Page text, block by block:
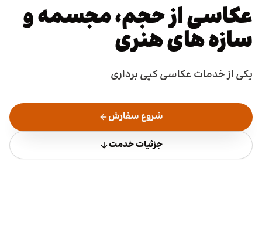
عکاسی از حجم، مجسمه و
سازه های هنری
یکی از خدمات عکاسی کپی برداری
شروع سفارش
جزئیات خدمت